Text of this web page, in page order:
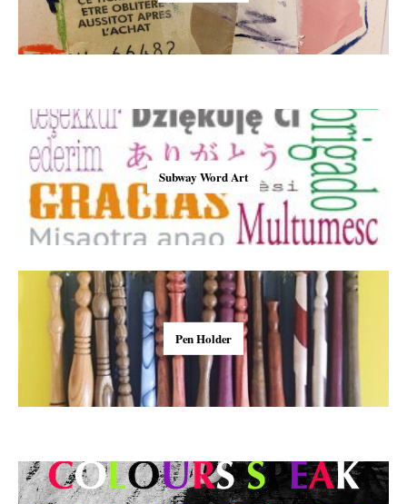
Subway Word Art
Pen Holder